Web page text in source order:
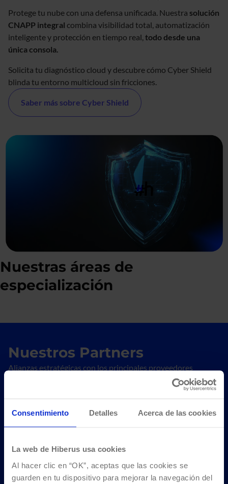
Consentimiento Detalles Acerca de las cookies
La web de Hiberus usa cookies
Al hacer clic en “OK”, aceptas que las cookies se
guarden en tu dispositivo para mejorar la navegación del
Protege tu nube con una defensa unificada. Nuestra solución
CNAPP integral combina visibilidad total, automatización
inteligente y protección en tiempo real, todo desde una
única consola.
Solicita tu diagnóstico cloud y descubre cómo Cyber Shield
blinda tu entorno multicloud sin fricciones.
Saber más sobre Cyber Shield
Nuestras áreas de
especialización
Nuestros Partners
Alianzas estratégicas con los principales proveedores